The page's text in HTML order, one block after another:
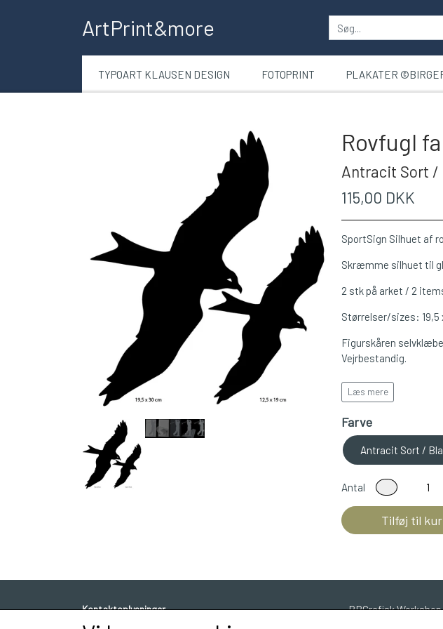
ArtPrint&more
TYPOART KLAUSEN DESIGN FOTOPRINT PLAKATER
Rovfugl
Antracit Sort /
115,00 DKK
SportSign Silhuet af
Skræmme silhuet til
2 stk på arket / 2
Størrelser/sizes: 19,5
Figurskåren
Vejrbestandig.
Cutout adhesive vinyl
Læs mere
Farve
Antracit Sort /
Antal
Tilføj til
Kontaktoplysninger BBGrafisk Workshop